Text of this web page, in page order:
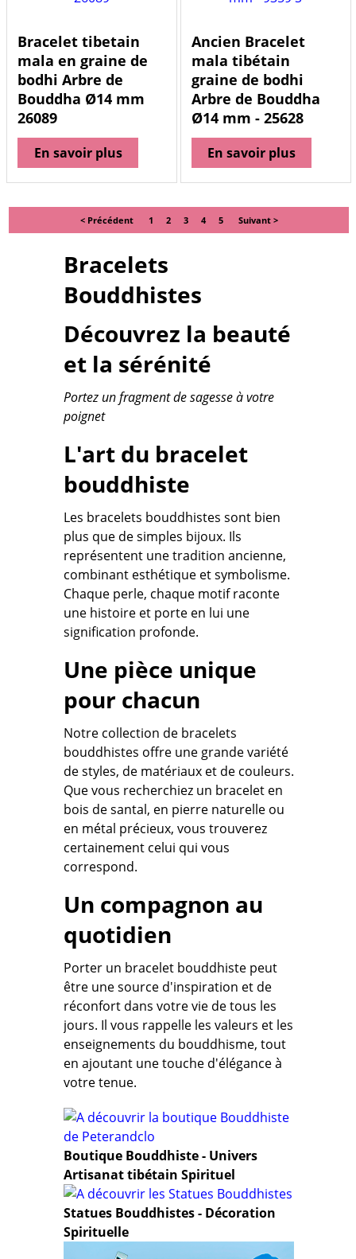
Bracelet tibetain
mala en graine de
bodhi Arbre de
Bouddha Ø14 mm
26089
En savoir plus
Ancien Bracelet
mala tibétain
graine de bodhi
Arbre de Bouddha
Ø14 mm - 25628
En savoir plus
< Précédent 1 2 3 4 5 Suivant >
Bracelets
Bouddhistes
Découvrez la beauté
et la sérénité
Portez un fragment de sagesse à votre
poignet
L'art du bracelet
bouddhiste
Les bracelets bouddhistes sont bien
plus que de simples bijoux. Ils
représentent une tradition ancienne,
combinant esthétique et symbolisme.
Chaque perle, chaque motif raconte
une histoire et porte en lui une
signification profonde.
Une pièce unique
pour chacun
Notre collection de bracelets
bouddhistes offre une grande variété
de styles, de matériaux et de couleurs.
Que vous recherchiez un bracelet en
bois de santal, en pierre naturelle ou
en métal précieux, vous trouverez
certainement celui qui vous
correspond.
Un compagnon au
quotidien
Porter un bracelet bouddhiste peut
être une source d'inspiration et de
réconfort dans votre vie de tous les
jours. Il vous rappelle les valeurs et les
enseignements du bouddhisme, tout
en ajoutant une touche d'élégance à
votre tenue.
Boutique Bouddhiste - Univers
Artisanat tibétain Spirituel
Statues Bouddhistes - Décoration
Spirituelle